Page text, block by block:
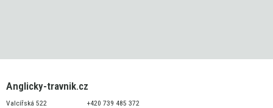
Anglicky-travnik.cz
Valcířská 522
+420 739 485 372